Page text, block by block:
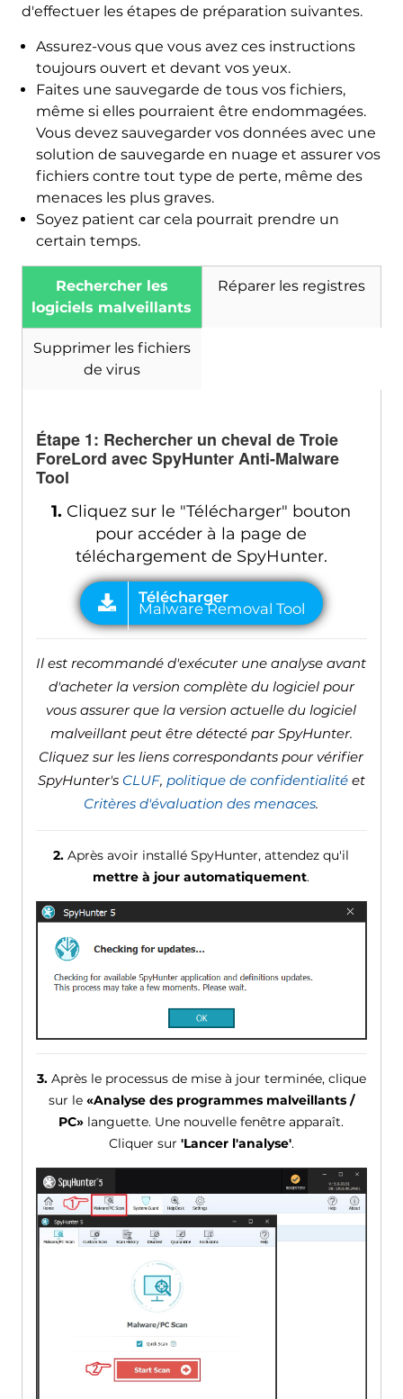
d'effectuer les étapes de préparation suivantes.
Assurez-vous que vous avez ces instructions
toujours ouvert et devant vos yeux.
Faites une sauvegarde de tous vos fichiers,
même si elles pourraient être endommagées.
Vous devez sauvegarder vos données avec une
solution de sauvegarde en nuage et assurer vos
fichiers contre tout type de perte, même des
menaces les plus graves.
Soyez patient car cela pourrait prendre un
certain temps.
Rechercher les
logiciels malveillants
Réparer les registres
Supprimer les fichiers
de virus
Étape 1: Rechercher un cheval de Troie
ForeLord avec SpyHunter Anti-Malware
Tool
1. Cliquez sur le "Télécharger" bouton
pour accéder à la page de
téléchargement de SpyHunter.
Télécharger
Malware Removal Tool
Il est recommandé d'exécuter une analyse avant
d'acheter la version complète du logiciel pour
vous assurer que la version actuelle du logiciel
malveillant peut être détecté par SpyHunter.
Cliquez sur les liens correspondants pour vérifier
SpyHunter's CLUF, politique de confidentialitéet
Critères d'évaluation des menaces.
2. Après avoir installé SpyHunter, attendez qu'il
mettre à jour automatiquement.
3.Après le processus de mise à jour terminée, clique
sur le «Analyse des programmes malveillants /
PC» languette. Une nouvelle fenêtre apparaît.
Cliquer sur 'Lancer l'analyse'.